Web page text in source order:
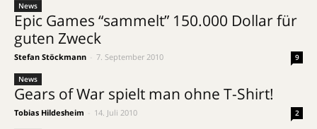
News
Epic Games “sammelt” 150.000 Dollar für
guten Zweck
Stefan Stöckmann 7. September 2010 9
News
Gears of War spielt man ohne T-Shirt!
Tobias Hildesheim 14. Juli 2010 2